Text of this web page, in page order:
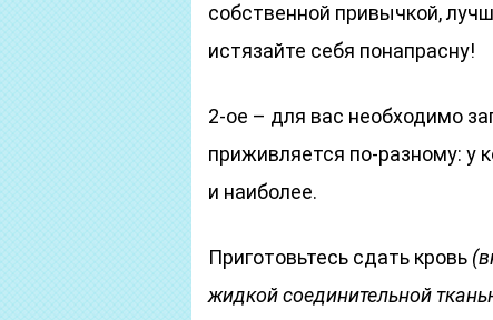
собственной привычкой,
истязайте себя понапрасну!
2-ое – для вас необходимо
приживляется по-разному: у
и наиболее.
Приготовьтесь сдать кровь
жидкой соединительной